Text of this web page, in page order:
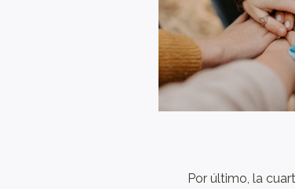
Por último, la